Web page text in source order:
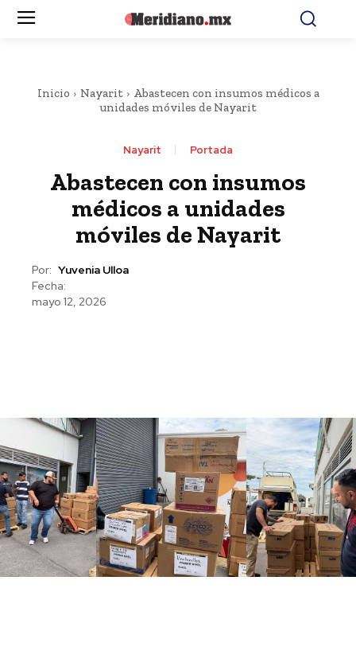
Inicio Nayarit
Abastecen con insumos médicos a
unidades móviles de Nayarit
Nayarit Portada
Abastecen con insumos
médicos a unidades
móviles de Nayarit
Por: Yuvenia Ulloa
Fecha:
mayo 12, 2026